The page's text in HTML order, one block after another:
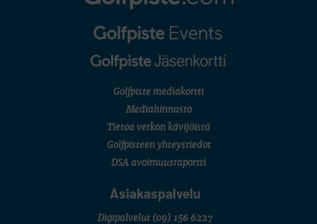
English Boys' (U14) Open Amateur Stroke Play Championship
Eeli Krankka, Lionel Mutikainen
Kivitippu Classic Invitational 2026
SM-reikäpeli (M50/Kymen Golf)
7 (U18 ja U21/pojat/Tahko)
Golfpiste mediakortti
Mediahinnasto
Tietoa verkon kävijöistä
Golfpisteen yhteystiedot
DSA avoimuusraportti
Asiakaspalvelu
Digipalvelut (09) 156 6227